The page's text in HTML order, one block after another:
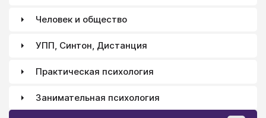
Человек и общество
УПП, Синтон, Дистанция
Практическая психология
Занимательная психология